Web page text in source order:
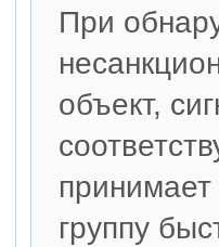
При
объект,
группу